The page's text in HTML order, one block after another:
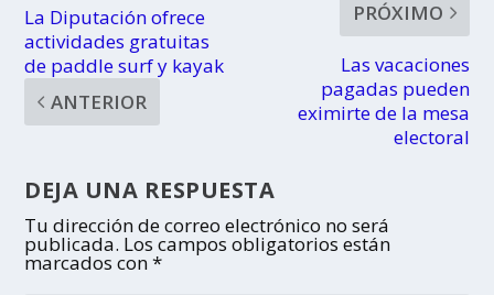
La Diputación ofrece
actividades gratuitas
de paddle surf y kayak
ANTERIOR
PRÓXIMO
Las vacaciones
pagadas pueden
eximirte de la mesa
electoral
DEJA UNA RESPUESTA
Tu dirección de correo electrónico no será
publicada. Los campos obligatorios están
marcados con*